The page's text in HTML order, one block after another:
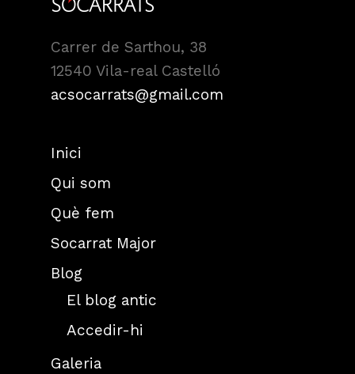
Carrer de Sarthou, 38
12540 Vila-real Castelló
acsocarrats@gmail.com
Inici
Qui som
Què fem
Socarrat Major
Blog
El blog antic
Accedir-hi
Galeria